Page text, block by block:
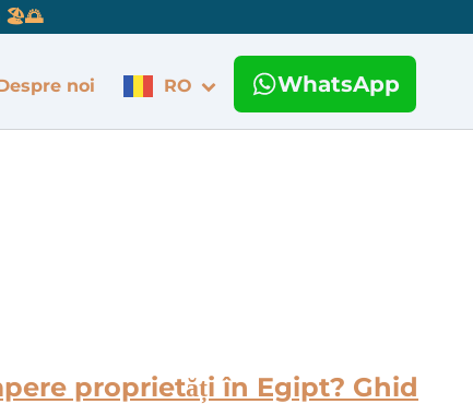
🏖️🌅
noi RO WhatsApp
proprietăți în Egipt? Ghid